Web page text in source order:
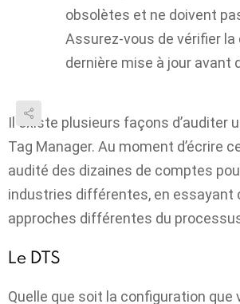
obsolètes et ne doivent
Assurez-vous de vérifier la
dernière mise à jour avant
Il existe plusieurs façons d’auditer
Tag Manager. Au moment d’écrire
audité des dizaines de comptes
industries différentes, en essayant
approches différentes du
Le DTS
Quelle que soit la configuration que